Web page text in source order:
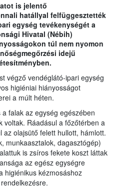
is jelentő
hatállyal felfüggesztették
egység tevékenységét a
Hivatal (Nébih)
túl nem nyomon
idejű
végző vendéglátó-ipari egység
higiéniai hiányosságot
a múlt héten.
falak az egység egészében
voltak. Ráadásul a főzőtérben a
olajsütő felett hullott, hámlott.
munkaasztalok, dagasztógép)
is zsíros fekete koszt láttak
az egész egységre
higiénikus kézmosáshoz